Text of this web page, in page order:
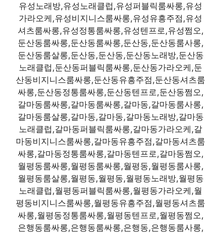
유성노래방,유성노래클럽,유성퍼블릭룸싸롱,유성
가라오케,유성비지니스룸싸롱,유성유흥주점,유성
셔츠룸싸롱,유성정통룸싸롱,유성텐프로,유성쩜오,
둔산동룸싸롱,둔산동룸싸롱,둔산동,둔산동룸사롱,
둔산동룸살롱,둔산동,둔산동,둔산동노래방,둔산동
노래클럽,둔산동퍼블릭룸싸롱,둔산동가라오케,둔
산동비지니스룸싸롱,둔산동유흥주점,둔산동셔츠룸
싸롱,둔산동정통룸싸롱,둔산동텐프로,둔산동쩜오,
갈마동룸싸롱,갈마동룸싸롱,갈마동,갈마동룸사롱,
갈마동룸살롱,갈마동,갈마동,갈마동노래방,갈마동
노래클럽,갈마동퍼블릭룸싸롱,갈마동가라오케,갈
마동비지니스룸싸롱,갈마동유흥주점,갈마동셔츠룸
싸롱,갈마동정통룸싸롱,갈마동텐프로,갈마동쩜오,
월평동룸싸롱,월평동룸싸롱,월평동,월평동룸사롱,
월평동룸살롱,월평동,월평동,월평동노래방,월평동
노래클럽,월평동퍼블릭룸싸롱,월평동가라오케,월
평동비지니스룸싸롱,월평동유흥주점,월평동셔츠룸
싸롱,월평동정통룸싸롱,월평동텐프로,월평동쩜오,
은행동룸싸롱,은행동룸싸롱,은행동,은행동룸사롱,